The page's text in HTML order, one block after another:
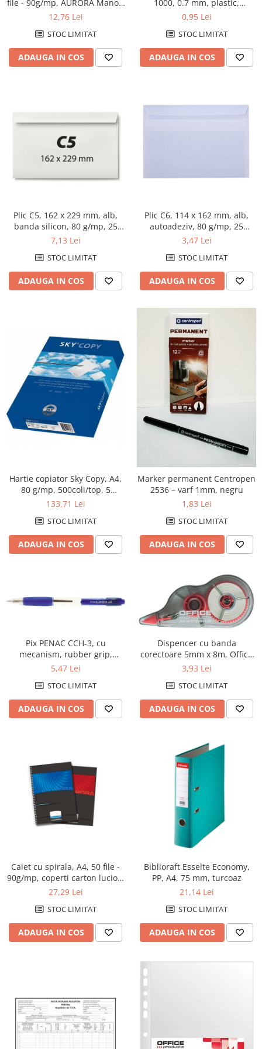
file - 90g/mp, AURORA Mano -
matematica
12,76 Lei
STOC LIMITAT
ADAUGA IN COS
1000, 0.7 mm, plastic,
albastru
0,95 Lei
STOC LIMITAT
ADAUGA IN COS
Plic C5, 162 x 229 mm, alb,
banda silicon, 80 g/mp, 25
bucati/set
7,13 Lei
STOC LIMITAT
ADAUGA IN COS
Plic C6, 114 x 162 mm, alb,
autoadeziv, 80 g/mp, 25
bucati/set
3,47 Lei
STOC LIMITAT
ADAUGA IN COS
Hartie copiator Sky Copy, A4,
80 g/mp, 500coli/top, 5
topuri/cutie
133,71 Lei
STOC LIMITAT
ADAUGA IN COS
Marker permanent Centropen
2536 – varf 1mm, negru
1,83 Lei
STOC LIMITAT
ADAUGA IN COS
Pix PENAC CCH-3, cu
mecanism, rubber grip,
0.7mm, corp transparent -
5,47 Lei
STOC LIMITAT
ADAUGA IN COS
Dispencer cu banda
corectoare 5mm x 8m, Office
Products
3,93 Lei
STOC LIMITAT
ADAUGA IN COS
Caiet cu spirala, A4, 50 file -
90g/mp, coperti carton lucios,
AURORA Mano - dictando
27,29 Lei
STOC LIMITAT
ADAUGA IN COS
Biblioraft Esselte Economy,
PP, A4, 75 mm, turcoaz
21,14 Lei
STOC LIMITAT
ADAUGA IN COS